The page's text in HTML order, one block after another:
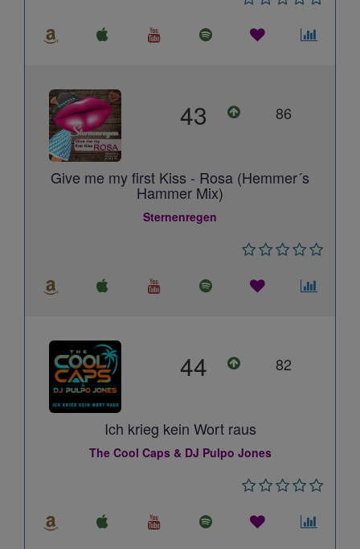
43 86
Give me my first Kiss - Rosa (Hemmer´s
Hammer Mix)
Sternenregen
44 82
Ich krieg kein Wort raus
The Cool Caps & DJ Pulpo Jones